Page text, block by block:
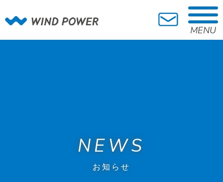
MENU
NEWS
お知らせ